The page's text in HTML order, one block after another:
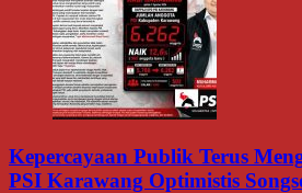
Kepercayaan Publik Terus
PSI Karawang Optimistis